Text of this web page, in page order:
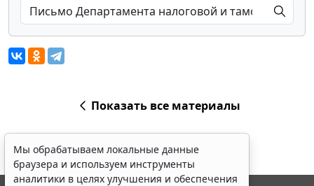
Показать все материалы
Мы обрабатываем локальные данные
браузера и используем инструменты
аналитики в целях улучшения и обеспечения